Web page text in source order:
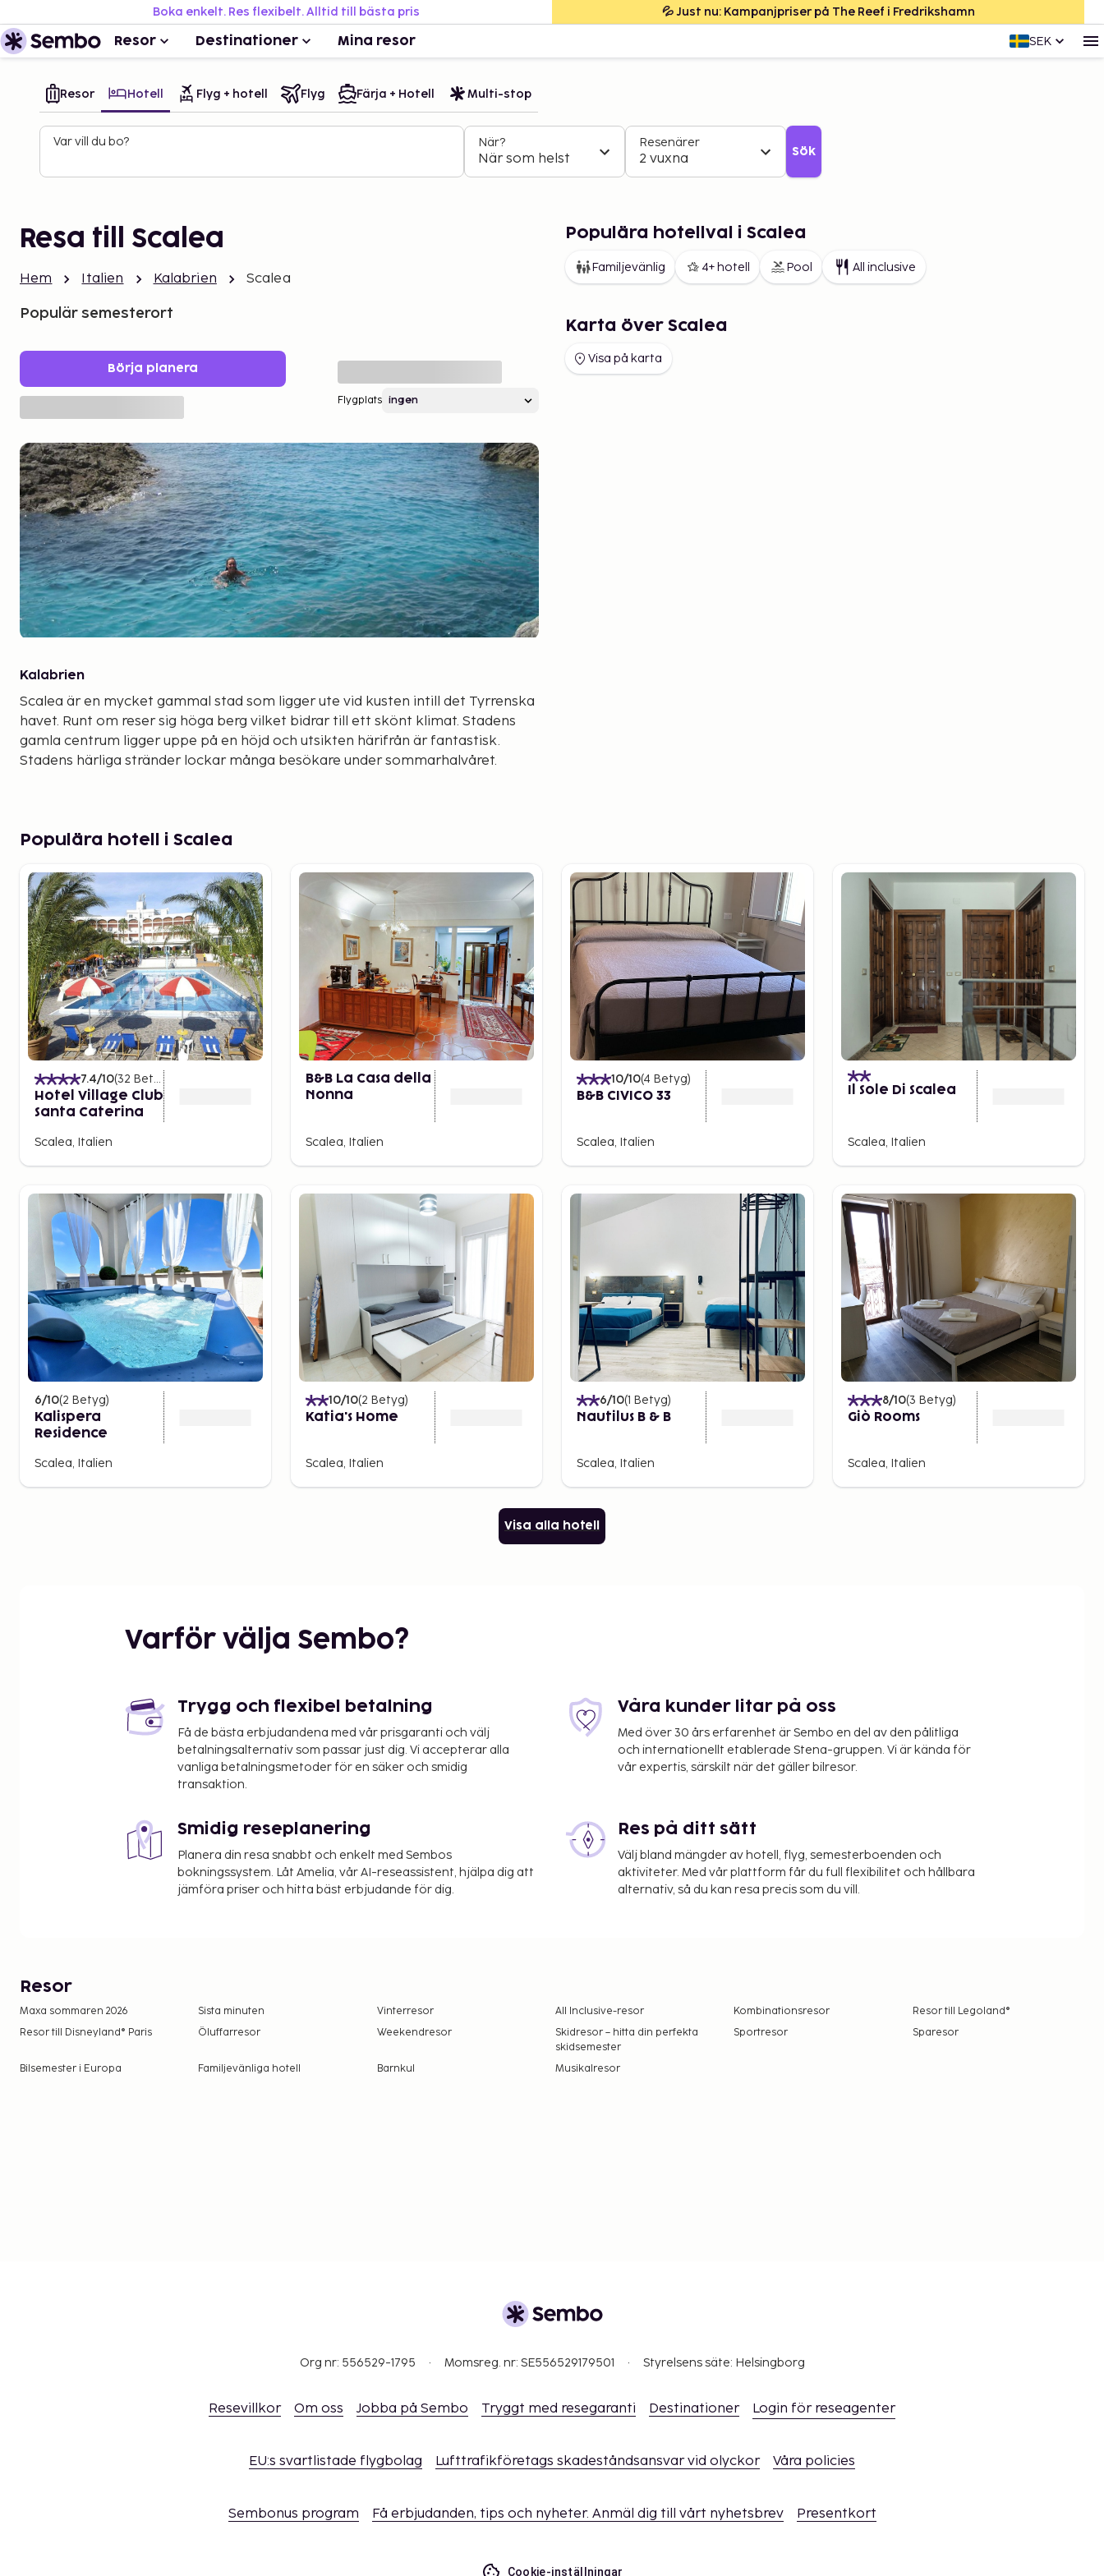
Boka enkelt. Res flexibelt. Alltid till bästa pris 💦 Just nu: Kampanjpriser på The Reef i Fredrikshamn
Resor Destinationer Mina resor SEK
Resor Hotell Flyg + hotell Flyg Färja + Hotell Multi-stop
Var vill du bo? När?
När som helst
Resenärer
2 vuxna Sök
Resa till Scalea
Hem Italien Kalabrien Scalea
Populär semesterort
Börja planera
Flygplats
Kalabrien
Scalea är en mycket gammal stad som ligger ute vid kusten intill det Tyrrenska
havet. Runt om reser sig höga berg vilket bidrar till ett skönt klimat. Stadens
gamla centrum ligger uppe på en höjd och utsikten härifrån är fantastisk.
Stadens härliga stränder lockar många besökare under sommarhalvåret.
Populära hotellval i Scalea
Familjevänlig 4+ hotell Pool All inclusive
Karta över Scalea
Visa på karta
Populära hotell i Scalea
7.4/10(32 Betyg
Hotel Village Club
Santa Caterina
Scalea, Italien
B&B La Casa della
Nonna
Scalea, Italien
10/10(4 Betyg)
B&B CIVICO 33
Scalea, Italien
Il Sole Di Scalea
Scalea, Italien
6/10(2 Betyg)
Kalispera
Residence
Scalea, Italien
10/10(2 Betyg)
Katia's Home
Scalea, Italien
6/10(1 Betyg)
Nautilus B & B
Scalea, Italien
8/10(3 Betyg)
Giò Rooms
Scalea, Italien
Visa alla hotell
Varför välja Sembo?
Trygg och flexibel betalning
Få de bästa erbjudandena med vår prisgaranti och välj
betalningsalternativ som passar just dig. Vi accepterar alla
vanliga betalningsmetoder för en säker och smidig
transaktion.
Våra kunder litar på oss
Med över 30 års erfarenhet är Sembo en del av den pålitliga
och internationellt etablerade Stena-gruppen. Vi är kända för
vår expertis, särskilt när det gäller bilresor.
Smidig reseplanering
Planera din resa snabbt och enkelt med Sembos
bokningssystem. Låt Amelia, vår AI-reseassistent, hjälpa dig att
jämföra priser och hitta bäst erbjudande för dig.
Res på ditt sätt
Välj bland mängder av hotell, flyg, semesterboenden och
aktiviteter. Med vår plattform får du full flexibilitet och hållbara
alternativ, så du kan resa precis som du vill.
Resor
Maxa sommaren 2026 Sista minuten Vinterresor All Inclusive-resor Kombinationsresor
Resor till Legoland®
Resor till Disneyland® Paris
Öluffarresor Weekendresor
Skidresor – hitta din perfekta
skidsemester
Sportresor Sparesor
Bilsemester i Europa Familjevänliga hotell Barnkul Musikalresor
Org nr: 556529-1795 Momsreg. nr: SE556529179501 Styrelsens säte: Helsingborg
Resevillkor Om oss Jobba på Sembo Tryggt med resegaranti Destinationer Login för reseagenter
EU:s svartlistade flygbolag Lufttrafikföretags skadeståndsansvar vid olyckor Våra policies
Sembonus program Få erbjudanden, tips och nyheter. Anmäl dig till vårt nyhetsbrev Presentkort
Cookie-inställningar